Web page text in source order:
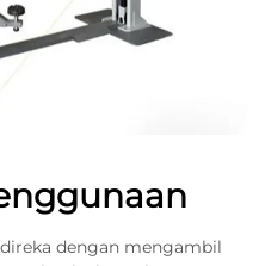
dengan mengambil